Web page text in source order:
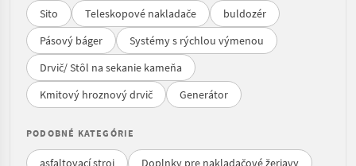
Sito Teleskopové nakladače
buldozér
Pásový báger
Systémy s rýchlou výmenou
Drvič/ Stôl na sekanie kameňa
Kmitový hroznový drvič
Generátor
PODOBNÉ KATEGÓRIE